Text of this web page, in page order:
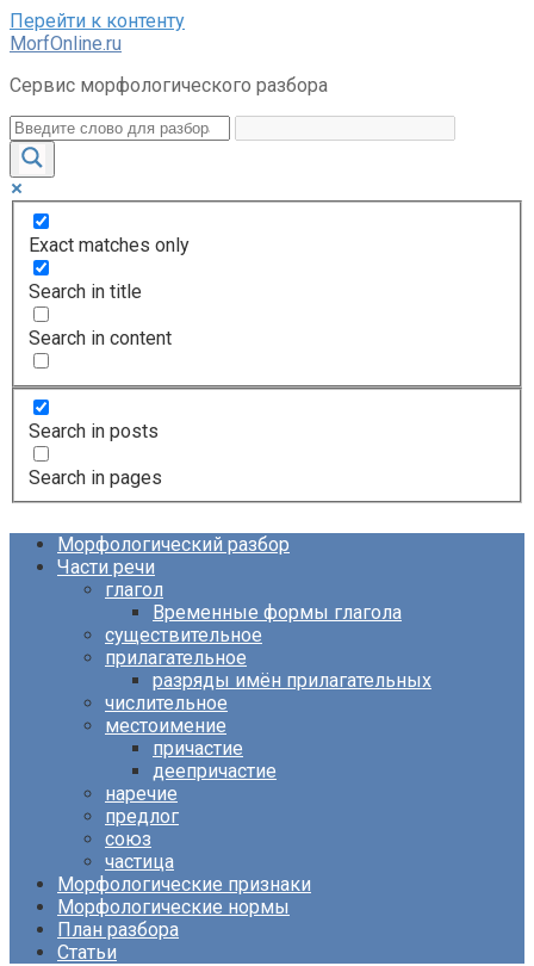
Перейти к контенту
MorfOnline.ru
Сервис морфологического разбора
Exact matches only
Search in title
Search in content
Search in posts
Search in pages
Морфологический разбор
Части речи
глагол
Временные формы глагола
существительное
прилагательное
разряды имён прилагательных
числительное
местоимение
причастие
деепричастие
наречие
предлог
союз
частица
Морфологические признаки
Морфологические нормы
План разбора
Статьи